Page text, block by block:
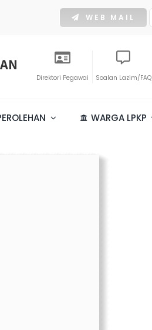
WEB MAIL
Direktori Pegawai Soalan Lazim/FAQ
WARGA LPKP